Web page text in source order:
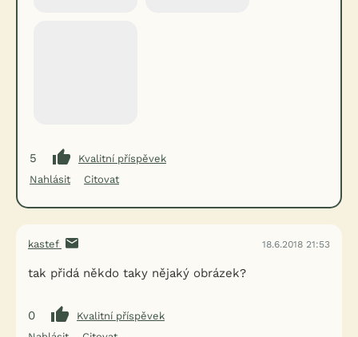
5
Kvalitní příspěvek
Nahlásit
Citovat
kastef 18.6.2018 21:53
tak přidá někdo taky nějaký obrázek?
0
Kvalitní příspěvek